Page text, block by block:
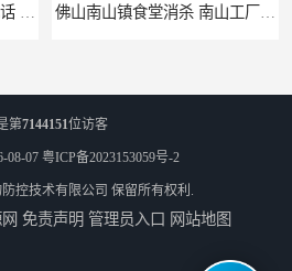
第7144151位访客
08-07 粤ICP备2023153059号-2
控技术有限公司 保留所有权利.
免责声明 管理员入口 网站地图